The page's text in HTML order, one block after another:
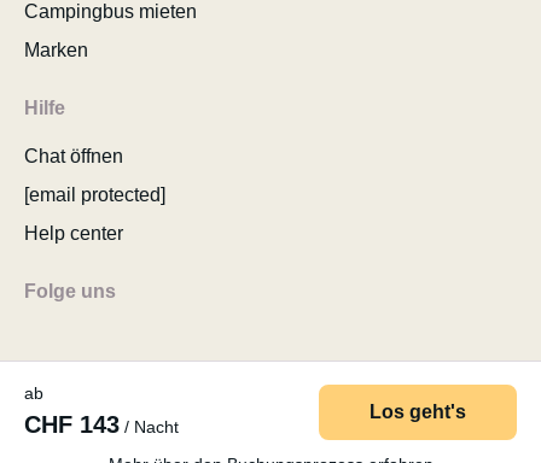
ab
CHF 143 / Nacht
Los geht's
Campingbus mieten
Marken
Hilfe
Chat öffnen
[email protected]
Help center
Folge uns
© 2026 MyCamper AG
Datenschutzerklärung